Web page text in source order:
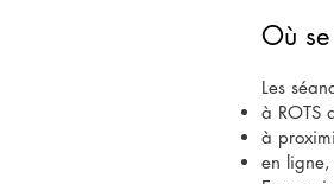
Où
Les
à ROTS
à
en